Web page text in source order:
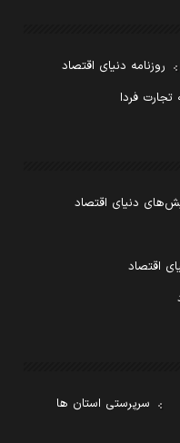
روزنامه دنیای اقتصاد
تجارت فردا
دنیای اقتصاد
اقتصاد
سرپرستی استان ها